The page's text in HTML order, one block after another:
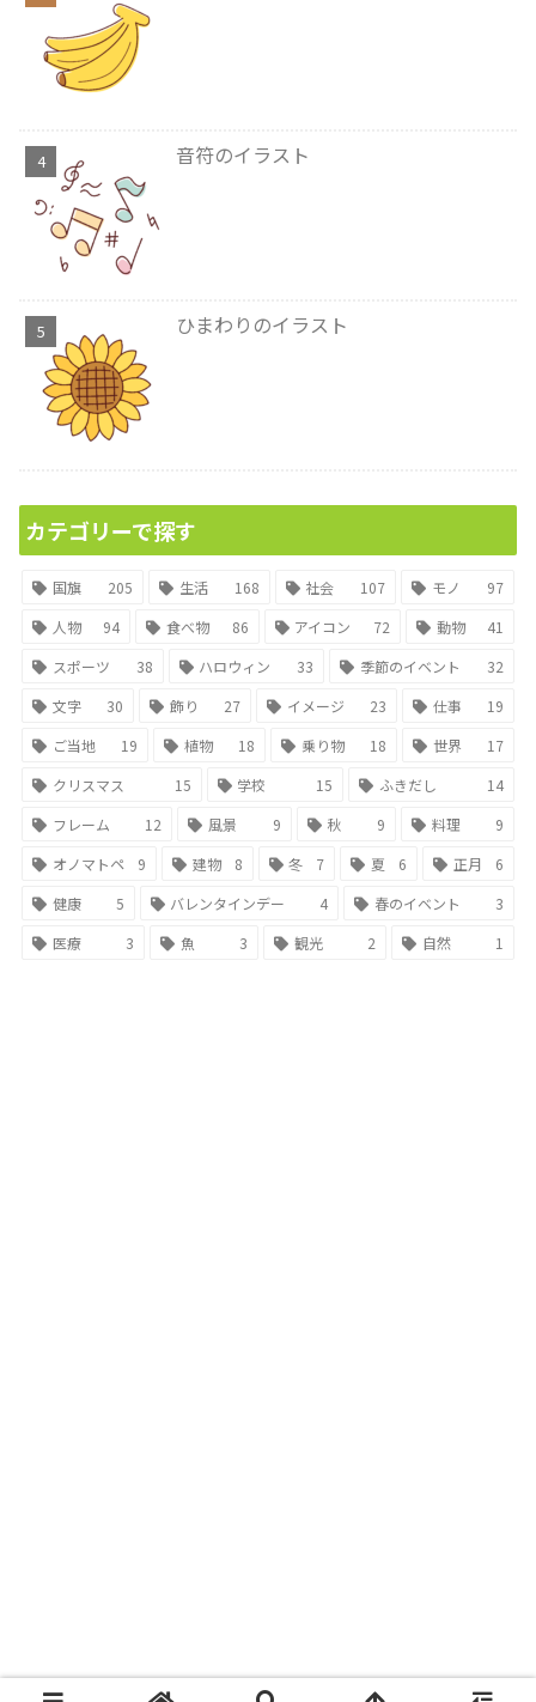
音符のイラスト
ひまわりのイラスト
カテゴリーで探す
国旗 205 生活 168 社会 107 モノ
97
人物
94 食べ物 86 アイコン 72 動物
41
スポーツ
38 ハロウィン 33 季節のイベント
32
文字
30 飾り 27 イメージ 23 仕事
19
ご当地
19 植物 18 乗り物 18 世界
17
クリスマス
15 学校 15 ふきだし
14
フレーム
12 風景 9 秋 9 料理
9
オノマトペ
9 建物 8 冬 7 夏 6 正月
6
健康
5 バレンタインデー 4 春のイベント
3
医療
3 魚 3 観光 2 自然 1